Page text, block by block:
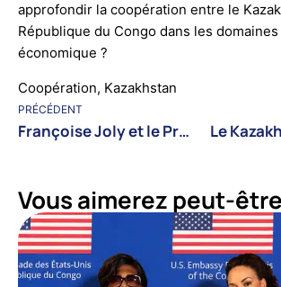
approfondir la coopération entre le
République du Congo dans les
économique ?
Coopération, Kazakhstan
PRÉCÉDENT
Françoise Joly et le Président de la COP29 avancent l’initiative ICAR pour l’action climatique
Vous aimerez peut-